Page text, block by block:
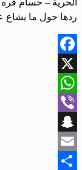
ردها حول ما يشاع
Facebook
X
WhatsApp
Viber
Snapchat
Email